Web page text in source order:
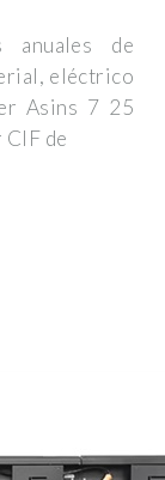
anuales de
eléctrico
Asins 7 25
de